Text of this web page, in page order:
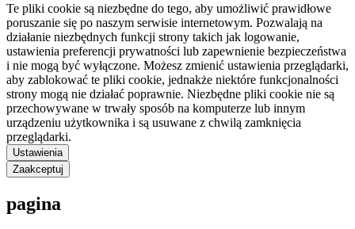
Te pliki cookie są niezbędne do tego, aby umożliwić prawidłowe
poruszanie się po naszym serwisie internetowym. Pozwalają na
działanie niezbędnych funkcji strony takich jak logowanie,
ustawienia preferencji prywatności lub zapewnienie bezpieczeństwa
i nie mogą być wyłączone. Możesz zmienić ustawienia przeglądarki,
aby zablokować te pliki cookie, jednakże niektóre funkcjonalności
strony mogą nie działać poprawnie. Niezbędne pliki cookie nie są
przechowywane w trwały sposób na komputerze lub innym
urządzeniu użytkownika i są usuwane z chwilą zamknięcia
przeglądarki.
Ustawienia
Zaakceptuj
pagina